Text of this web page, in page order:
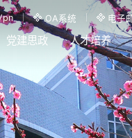
OA系统 电子
党建思政 人才培养